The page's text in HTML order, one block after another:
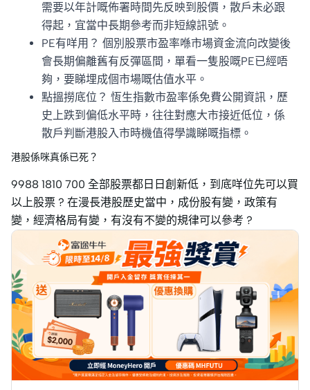
需要以年計嘅佈署時間先反映到股價，散戶未必跟
得起，宜當中長期參考而非短線訊號。
PE有咩用？ 個別股票市盈率喺市場資金流向改變後
會長期偏離舊有反彈區間，單看一隻股嘅PE已經唔
夠，要睇埋成個市場嘅估值水平。
點搵撈底位？ 恆生指數市盈率係免費公開資訊，歷
史上跌到偏低水平時，往往對應大市接近低位，係
散戶判斷港股入市時機值得學識睇嘅指標。
港股係咪真係已死？
9988 1810 700 全部股票都日日創新低，到底咩位先可以買
以上股票 ? 在漫長港股歷史當中，成份股有變，政策有
變，經濟格局有變，有沒有不變的規律可以參考 ?